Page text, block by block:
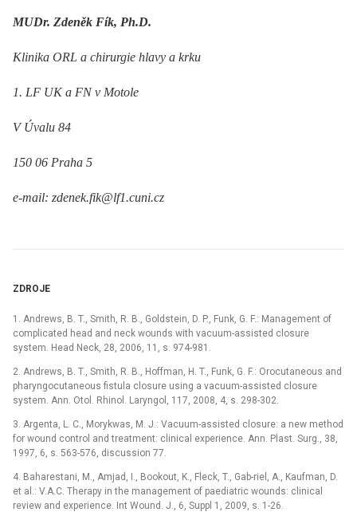
MUDr. Zdeněk Fík, Ph.D.
Klinika ORL a chirurgie hlavy a krku
1. LF UK a FN v Motole
V Úvalu 84
150 06 Praha 5
e-mail: zdenek.fik@lf1.cuni.cz
ZDROJE
1. Andrews, B. T., Smith, R. B., Goldstein, D. P., Funk, G. F.: Management of
complicated head and neck wounds with vacuum-assisted closure
system. Head Neck, 28, 2006, 11, s. 974-981.
2. Andrews, B. T., Smith, R. B., Hoffman, H. T., Funk, G. F.: Orocutaneous and
pharyngocutaneous fistula closure using a vacuum-assisted closure
system. Ann. Otol. Rhinol. Laryngol, 117, 2008, 4, s. 298-302.
3. Argenta, L. C., Morykwas, M. J.: Vacuum-assisted closure: a new method
for wound control and treatment: clinical experience. Ann. Plast. Surg., 38,
1997, 6, s. 563-576, discussion 77.
4. Baharestani, M., Amjad, I., Bookout, K., Fleck, T., Gab-riel, A., Kaufman, D.
et al.: V.A.C. Therapy in the management of paediatric wounds: clinical
review and experience. Int Wound. J., 6, Suppl 1, 2009, s. 1-26.